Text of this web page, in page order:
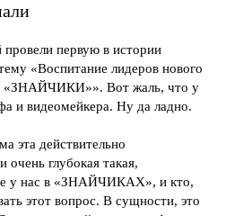
первую в истории
«Воспитание лидеров нового
«ЗНАЙЧИКИ»». Вот жаль, что у
и видеомейкера. Ну да ладно.
эта действительно
глубокая такая,
у нас в «ЗНАЙЧИКАХ», и кто,
этот вопрос. В сущности, это